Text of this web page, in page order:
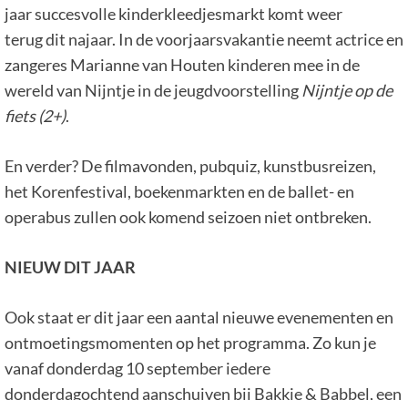
jaar succesvolle kinderkleedjesmarkt komt weer
terug dit najaar. In de voorjaarsvakantie neemt actrice en
zangeres Marianne van Houten kinderen mee in de
wereld van Nijntje in de jeugdvoorstelling Nijntje op de
fiets (2+).
En verder? De filmavonden, pubquiz, kunstbusreizen,
het Korenfestival, boekenmarkten en de ballet- en
operabus zullen ook komend seizoen niet ontbreken.
NIEUW DIT JAAR
Ook staat er dit jaar een aantal nieuwe evenementen en
ontmoetingsmomenten op het programma. Zo kun je
vanaf donderdag 10 september iedere
donderdagochtend aanschuiven bij Bakkie & Babbel, een